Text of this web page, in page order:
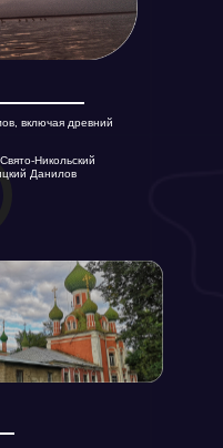
включая древний
Никольский
Данилов